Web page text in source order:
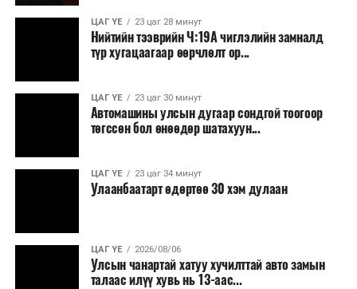
хамрагдахгүй бөгөөд цэцэрлэг, сургуулийн хүүхдийн
эрт илрүүлэг, вакцинжуулалт, томуу, томуу төст
өвчний эсрэг арга хэмжээ зэрэг зайлшгүй
үргэлжилнэ гэж Ерөнхий сайд Н.Учрал онцоллоо.
Мөн бүх шатны төсвийн ерөнхийлөн захирагч нарт
салбар бүрдээ урсгал зардлыг 20 хувиар бууруулах,
нөхөн томилгоо хийхгүй байх, аялал, амралт, зугаалга,
хамт олны урлаг, спортын арга хэмжээг зохион
байгуулахгүй байх, төрийн албанд шинэ орон тоо бий
сургалтыг цахим хэлбэрт шилжүүлэх, төрийн албан
хаагчдыг зарим өдрүүдэд цахимаар ажиллуулах арга
хэмжээг үргэлжлүүлэхийг үүрэг болголоо.
ЦАГ ҮЕ 23 цаг 28 минут
Нийтийн тээврийн Ч:19А чиглэлийн замналд
түр хугацаагаар өөрчлөлт ор...
ЦАГ ҮЕ 23 цаг 30 минут
Автомашины улсын дугаар сондгой тоогоор
төгссөн бол өнөөдөр шатахуун...
ЦАГ ҮЕ 23 цаг 34 минут
Улаанбаатарт өдөртөө 30 хэм дулаан
ЦАГ ҮЕ 2026/08/06
Улсын чанартай хатуу хучилттай авто замын
талаас илүү хувь нь 13-аас...